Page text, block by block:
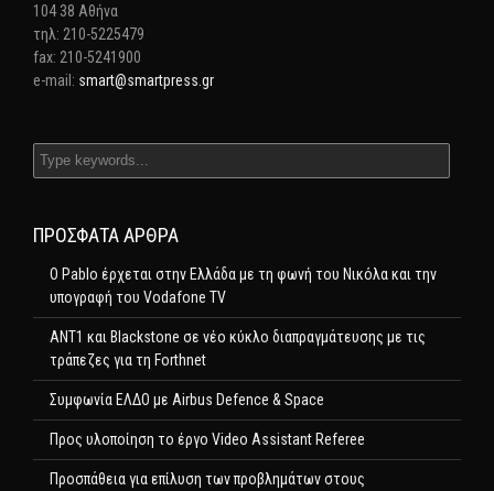
104 38 Αθήνα
τηλ: 210-5225479
fax: 210-5241900
e-mail: smart@smartpress.gr
ΠΡΌΣΦΑΤΑ ΆΡΘΡΑ
Ο Pablo έρχεται στην Ελλάδα με τη φωνή του Νικόλα και την
υπογραφή του Vodafone TV
ΑΝΤ1 και Blackstone σε νέο κύκλο διαπραγμάτευσης με τις
τράπεζες για τη Forthnet
Συμφωνία ΕΛΔΟ με Airbus Defence & Space
Προς υλοποίηση το έργο Video Assistant Referee
Προσπάθεια για επίλυση των προβλημάτων στους